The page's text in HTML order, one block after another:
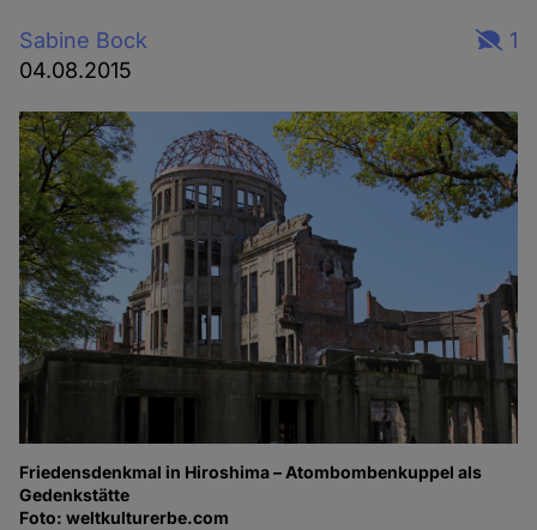
Sabine Bock
04.08.2015
1
Friedensdenkmal in Hiroshima – Atombombenkuppel als
Gedenkstätte
Foto: weltkulturerbe.com